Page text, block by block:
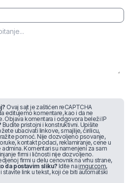
Ovaj sajt je zaštićen reCAPTCHA
editujemo komentare, kao i da ne
Objava komentara i odgovora beleži IP
Budite pristojni i konstruktivni. Upišite
ubacivati linkove, smajlije, ćirilicu,
pomoć. Nije dozvoljeno psovanje,
kontakt podaci, reklamiranje, cene u
Komentari su namenjeni za sam
firmi i ličnosti nije dozvoljeno.
firmi u delu cenovnik na vrhu strane,
da postavim sliku? Idite na imgur.com,
link u tekst, koji će biti automatski